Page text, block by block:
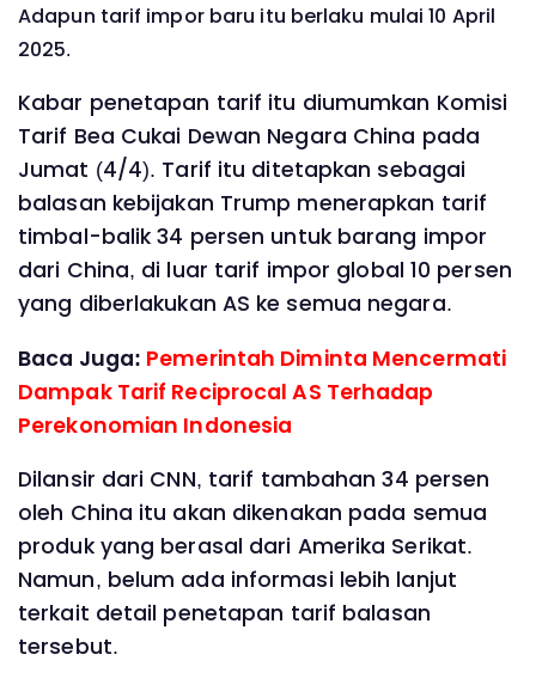
Adapun tarif impor baru itu berlaku mulai 10 April
2025.
Kabar penetapan tarif itu diumumkan Komisi
Tarif Bea Cukai Dewan Negara China pada
Jumat (4/4). Tarif itu ditetapkan sebagai
balasan kebijakan Trump menerapkan tarif
timbal-balik 34 persen untuk barang impor
dari China, di luar tarif impor global 10 persen
yang diberlakukan AS ke semua negara.
Baca Juga: Pemerintah Diminta Mencermati
Dampak Tarif Reciprocal AS Terhadap
Perekonomian Indonesia
Dilansir dari CNN, tarif tambahan 34 persen
oleh China itu akan dikenakan pada semua
produk yang berasal dari Amerika Serikat.
Namun, belum ada informasi lebih lanjut
terkait detail penetapan tarif balasan
tersebut.